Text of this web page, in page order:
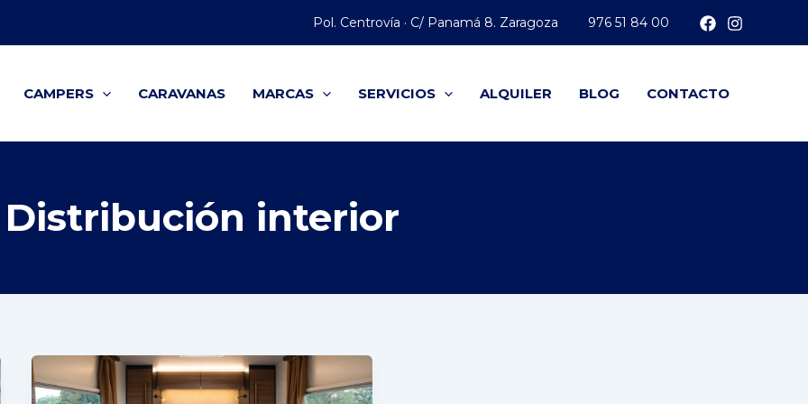
Pol. Centrovía · C/ Panamá 8. Zaragoza 976 51 84 00
CAMPERS CARAVANAS MARCAS SERVICIOS ALQUILER BLOG CONTACTO
Distribución interior
¿Qué
tipos